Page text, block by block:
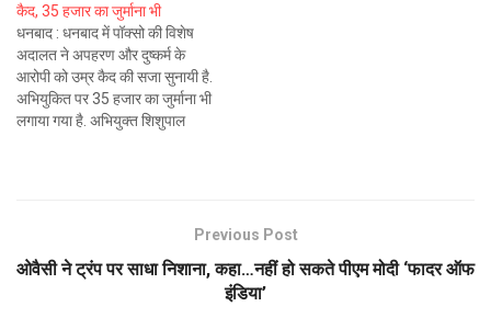
कैद, 35 हजार का जुर्माना भी
धनबाद : धनबाद में पॉक्सो की विशेष
अदालत ने अपहरण और दुष्कर्म के
आरोपी को उम्र कैद की सजा सुनायी है.
अभियुकित पर 35 हजार का जुर्माना भी
लगाया गया है. अभियुक्त शिशुपाल
Previous Post
ओवैसी ने ट्रंप पर साधा निशाना, कहा…नहीं हो सकते पीएम मोदी ‘फादर ऑफ
इंडिया’